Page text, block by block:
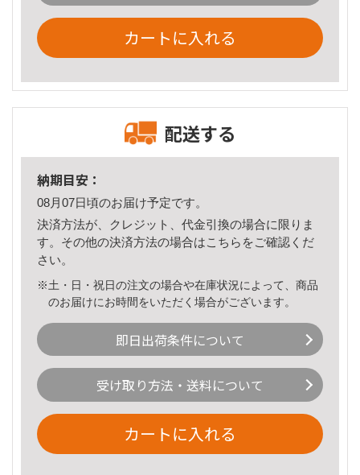
カートに入れる
配送する
納期目安：
08月07日頃のお届け予定です。
決済方法が、クレジット、代金引換の場合に限りま
す。その他の決済方法の場合はこちら をご確認くだ
さい。
※土・日・祝日の注文の場合や在庫状況によって、商品
のお届けにお時間をいただく場合がございます。
即日出荷条件について
受け取り方法・送料について
カートに入れる